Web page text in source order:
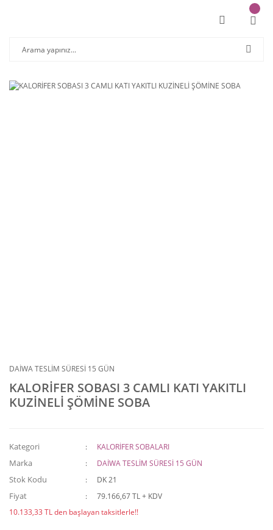
DAİWA TESLİM SÜRESİ 15 GÜN
KALORİFER SOBASI 3 CAMLI KATI YAKITLI
KUZİNELİ ŞÖMİNE SOBA
Kategori KALORİFER SOBALARI
Marka DAİWA TESLİM SÜRESİ 15 GÜN
Stok Kodu DK 21
Fiyat
79.166,67 TL + KDV
10.133,33 TL den başlayan taksitlerle!!